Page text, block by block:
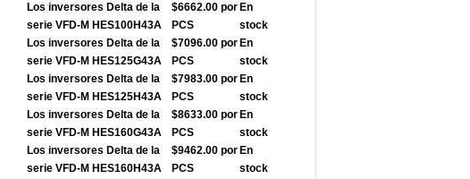
Los inversores Delta de la
serie VFD-M HES100H43A
$6662.00 por
PCS
En
stock
Los inversores Delta de la
serie VFD-M HES125G43A
$7096.00 por
PCS
En
stock
Los inversores Delta de la
serie VFD-M HES125H43A
$7983.00 por
PCS
En
stock
Los inversores Delta de la
serie VFD-M HES160G43A
$8633.00 por
PCS
En
stock
Los inversores Delta de la
serie VFD-M HES160H43A
$9462.00 por
PCS
En
stock